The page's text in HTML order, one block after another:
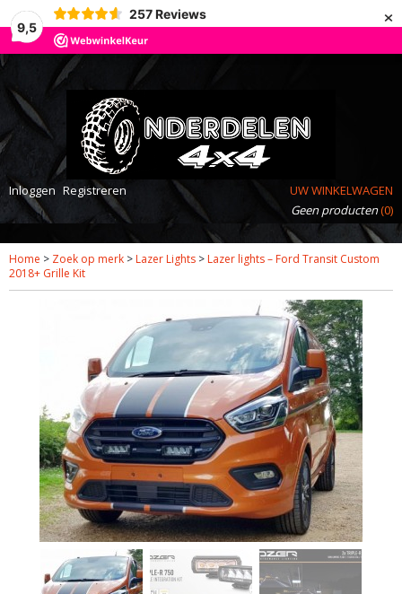
9,5
257 Reviews ×
Inloggen Registreren
UW WINKELWAGEN
Geen producten(0)
Home > Zoek op merk > Lazer Lights > Lazer lights – Ford Transit Custom
2018+ Grille Kit